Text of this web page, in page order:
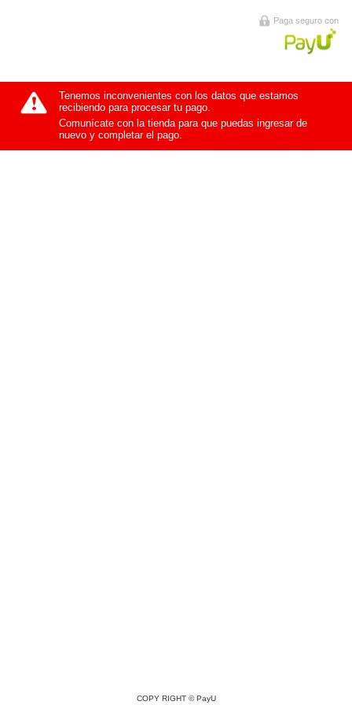
Paga seguro con
Tenemos inconvenientes con los datos que estamos
recibiendo para procesar tu pago.
Comunícate con la tienda para que puedas ingresar de
nuevo y completar el pago.
COPY RIGHT ©PayU